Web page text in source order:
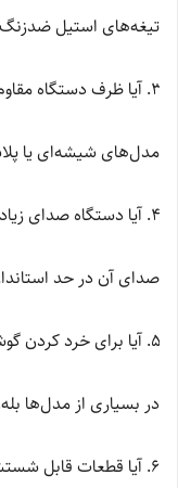
تیغه‌های استیل ضدزنگ
آیا ظرف دستگاه
مدل‌های شیشه‌ای یا
آیا دستگاه صدای
صدای آن در حد
آیا برای خرد
در بسیاری از مدل‌ها
آیا قطعات قابل